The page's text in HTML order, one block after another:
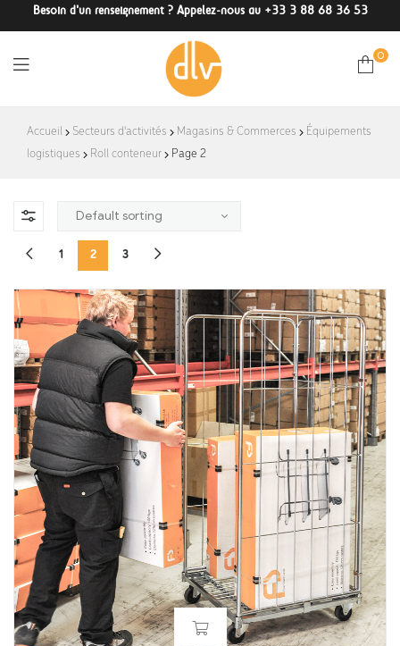
Besoin d'un renseignement ? Appelez-nous au +33 3 88 68 36 53
DLV-
France
0
Accueil Secteurs d'activités Magasins & Commerces
Équipements
logistiques
Roll conteneur Page 2
1 2 3